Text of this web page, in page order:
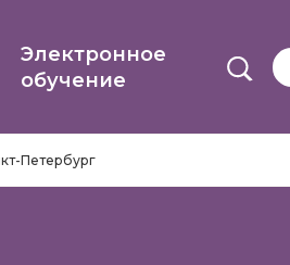
Электронное
обучение
Петербург